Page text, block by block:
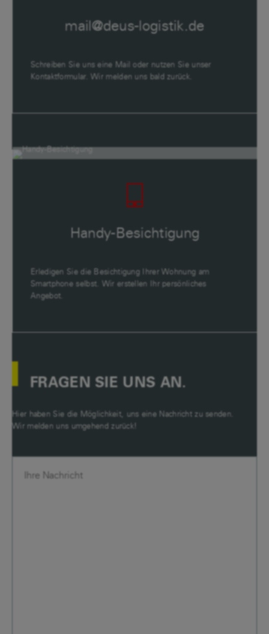
mail@deus-logistik.de
Schreiben Sie uns eine Mail oder nutzen Sie unser
Kontaktformular. Wir melden uns bald zurück.
Handy-Besichtigung
Erledigen Sie die Besichtigung Ihrer Wohnung am
Smartphone selbst. Wir erstellen Ihr persönliches
Angebot.
FRAGEN SIE UNS AN.
Hier haben Sie die Möglichkeit, uns eine Nachricht zu senden.
Wir melden uns umgehend zurück!